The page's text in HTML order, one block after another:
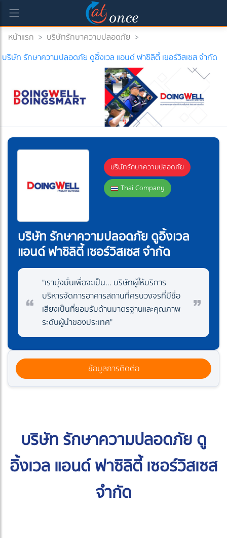
หน้าแรก > บริษัทรักษาความปลอดภัย >
บริษัท รักษาความปลอดภัย ดูอิ้งเวล แอนด์ ฟาซิลิตี้ เซอร์วิสเซส จำกัด
บริษัทรักษาความปลอดภัย
Thai Company
บริษัท รักษาความปลอดภัย ดูอิ้งเวล
แอนด์ ฟาซิลิตี้ เซอร์วิสเซส จำกัด
"เรามุ่งมั่นเพื่อจะเป็น... บริษัทผู้ให้บริการ
บริหารจัดการอาคารสถานที่ครบวงจรที่มีชื่อ
เสียงเป็นที่ยอมรับด้านมาตรฐานและคุณภาพ
ระดับผู้นำของประเทศ"
ข้อมูลการติดต่อ
บริษัท รักษาความปลอดภัย ดู
อิ้งเวล แอนด์ ฟาซิลิตี้ เซอร์วิสเซส
จำกัด